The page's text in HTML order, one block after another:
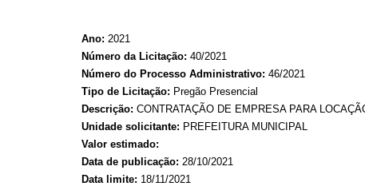
Ano: 2021
Número da Licitação: 40/2021
Número do Processo Administrativo: 46/2021
Tipo de Licitação: Pregão Presencial
Descrição: CONTRATAÇÃO DE EMPRESA PARA
Unidade solicitante: PREFEITURA MUNICIPAL
Valor estimado:
Data de publicação: 28/10/2021
Data limite: 18/11/2021